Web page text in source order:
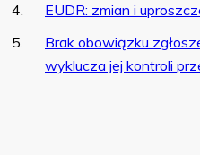
EUDR: zmian i
Brak obowiązku
wyklucza jej kontroli